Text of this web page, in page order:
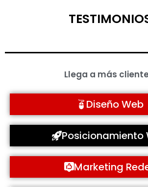
Llega a más
Diseño Web
Posicionamiento
Marketing